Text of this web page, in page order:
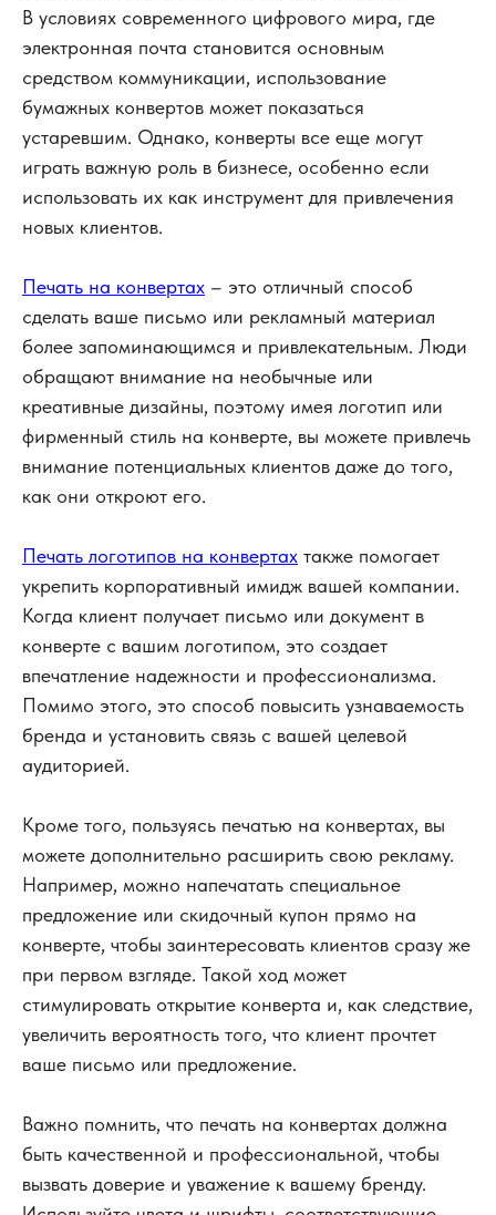
В условиях современного цифрового мира, где
электронная почта становится основным
средством коммуникации, использование
бумажных конвертов может показаться
устаревшим. Однако, конверты все еще могут
играть важную роль в бизнесе, особенно если
использовать их как инструмент для привлечения
новых клиентов.
Печать на конвертах – это отличный способ
сделать ваше письмо или рекламный материал
более запоминающимся и привлекательным. Люди
обращают внимание на необычные или
креативные дизайны, поэтому имея логотип или
фирменный стиль на конверте, вы можете привлечь
внимание потенциальных клиентов даже до того,
как они откроют его.
Печать логотипов на конвертах также помогает
укрепить корпоративный имидж вашей компании.
Когда клиент получает письмо или документ в
конверте с вашим логотипом, это создает
впечатление надежности и профессионализма.
Помимо этого, это способ повысить узнаваемость
бренда и установить связь с вашей целевой
аудиторией.
Кроме того, пользуясь печатью на конвертах, вы
можете дополнительно расширить свою рекламу.
Например, можно напечатать специальное
предложение или скидочный купон прямо на
конверте, чтобы заинтересовать клиентов сразу же
при первом взгляде. Такой ход может
стимулировать открытие конверта и, как следствие,
увеличить вероятность того, что клиент прочтет
ваше письмо или предложение.
Важно помнить, что печать на конвертах должна
быть качественной и профессиональной, чтобы
вызвать доверие и уважение к вашему бренду.
Дизайн и печать
полиграфии
месте
удобно
ПОЛИГРАФИИ
СУВЕНИРНОЙ ПРОДУКЦИИ
НАРУЖНОЙ РЕКЛАМЫ
Разработаем
дизайн
Заказать разработку дизайна